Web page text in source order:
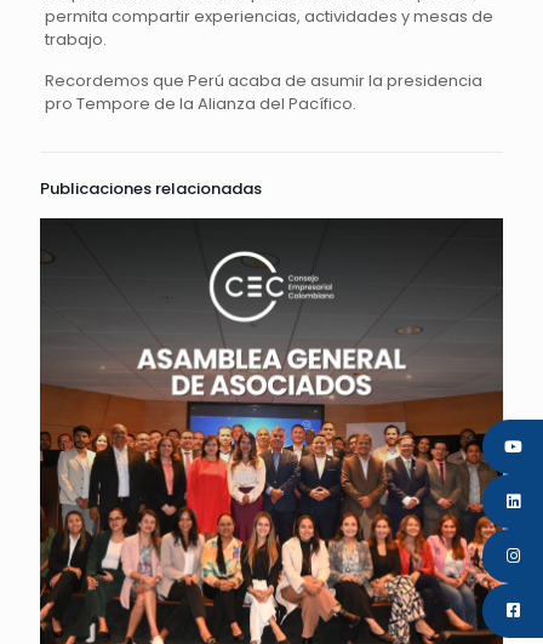
permita compartir experiencias, actividades y mesas de
trabajo.
Recordemos que Perú acaba de asumir la presidencia
pro Tempore de la Alianza del Pacífico.
Publicaciones relacionadas